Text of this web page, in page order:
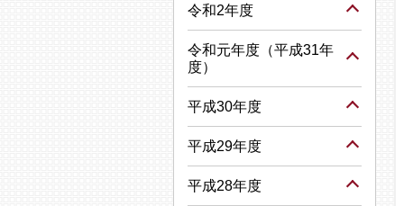
令和2年度
令和元年度（平成31年
度）
平成30年度
平成29年度
平成28年度